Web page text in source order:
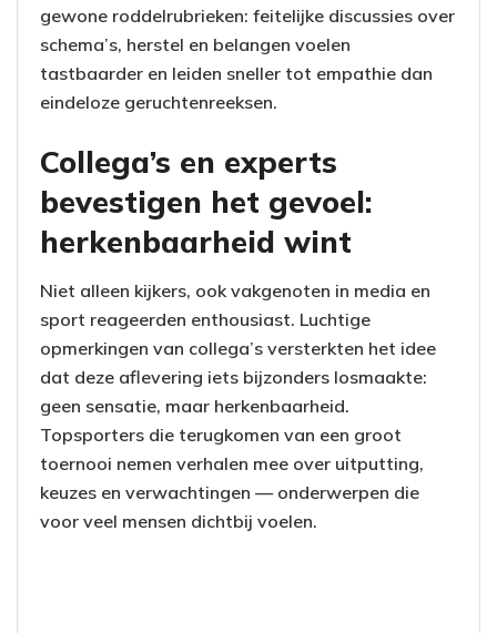
gewone roddelrubrieken: feitelijke discussies over
schema’s, herstel en belangen voelen
tastbaarder en leiden sneller tot empathie dan
eindeloze geruchtenreeksen.
Collega’s en experts
bevestigen het gevoel:
herkenbaarheid wint
Niet alleen kijkers, ook vakgenoten in media en
sport reageerden enthousiast. Luchtige
opmerkingen van collega’s versterkten het idee
dat deze aflevering iets bijzonders losmaakte:
geen sensatie, maar herkenbaarheid.
Topsporters die terugkomen van een groot
toernooi nemen verhalen mee over uitputting,
keuzes en verwachtingen — onderwerpen die
voor veel mensen dichtbij voelen.